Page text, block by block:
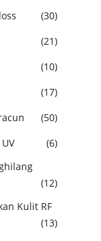
(30)
(21)
(10)
(17)
(50)
(6)
(12)
Kulit RF
(13)